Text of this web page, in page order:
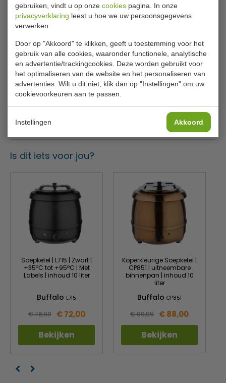
gebruiken, vindt u op onze cookies pagina. In onze
privacyverklaring leest u hoe we uw persoonsgegevens
verwerken.
Door op "Akkoord" te klikken, geeft u toestemming voor het
gebruik van alle cookies, waaronder functionele, analytische
en advertentie/trackingcookies. Deze worden gebruikt voor
het optimaliseren van de website en het personaliseren van
advertenties. Wilt u dit niet, klik dan op "Instellingen" om uw
cookievoorkeuren aan te passen.
Instellingen Akkoord
catering
Specificaties
Model
H x Ø
36 x 34.5 cm
Inhoud
10 liter
Temperatuurbereik
+35ºC tot +95ºC
Kleur
Is dit iets voor jou?
Soepketel | L715 | Zwart |
+35ºC tot +95ºC | Met
Labels | inhoud 10 liter
Buffalo L715
€ 76,99 € 72,00
Bekijken
Koperkleurige Soepketel |
CP851 | uitneembare
binnenpan | inhoud 10
liter
Buffalo CP851
€ 99,99 € 88,00
Bekijken